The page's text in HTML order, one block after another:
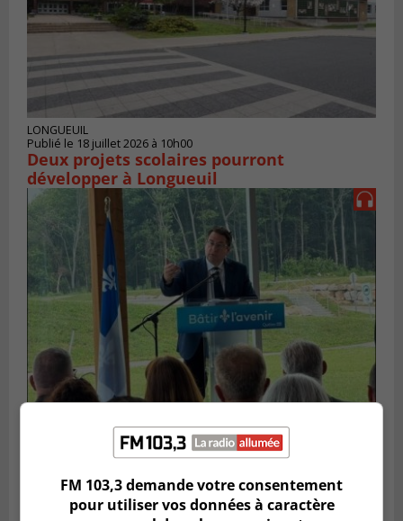
LONGUEUIL
Publié le 18 juillet 2026 à 10h00
Deux projets scolaires pourront
développer à Longueuil
Publié le 14 juillet 2026 à 04h58
L’ÉNA de Saint-Hubert pourrait vivre une
FM 103,3 demande votre consentement
pour utiliser vos données à caractère